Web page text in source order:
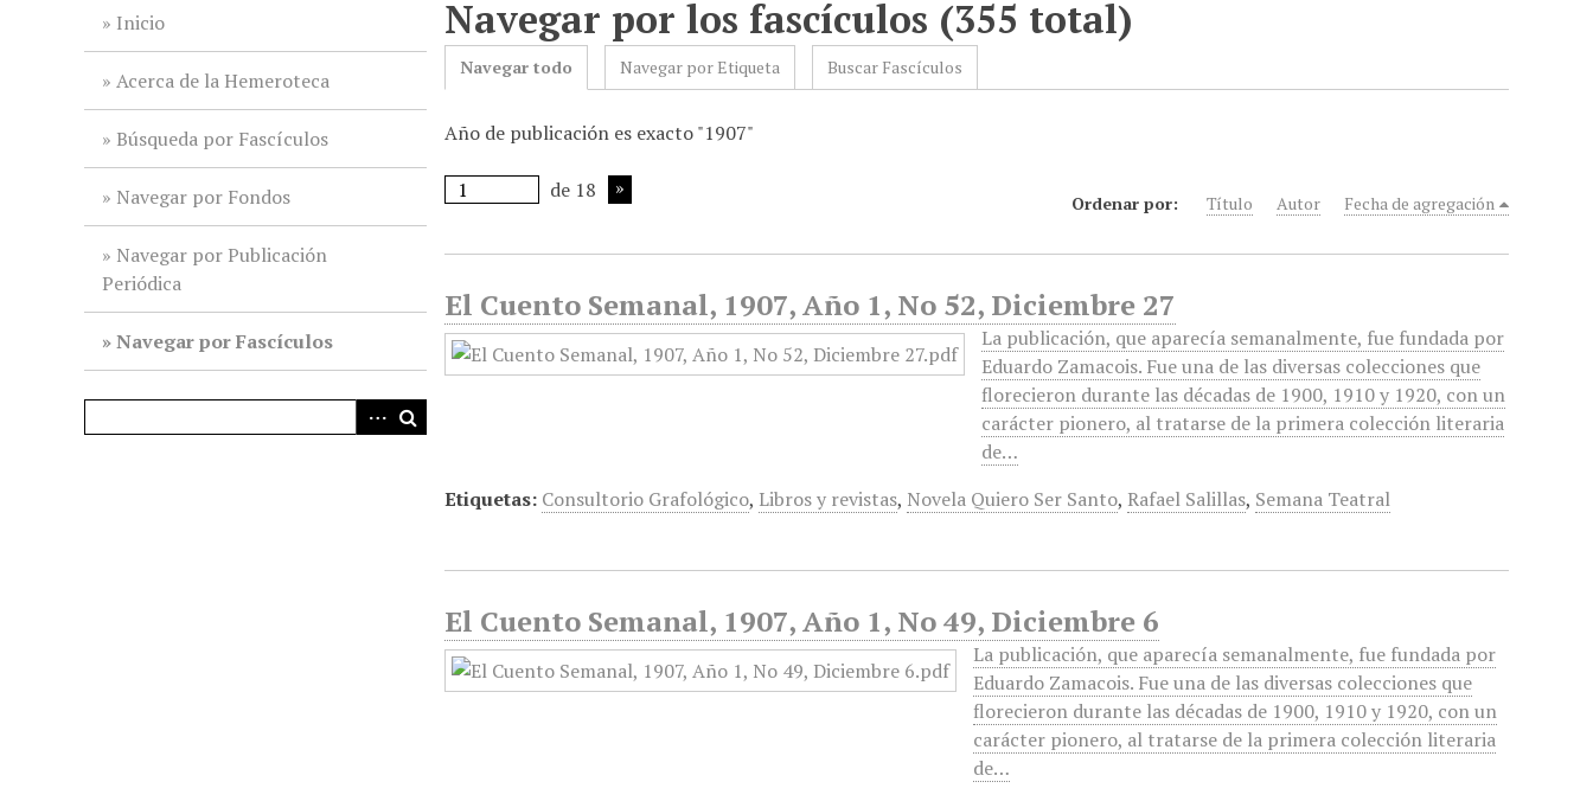
Inicio
Acerca de la Hemeroteca
Búsqueda por Fascículos
Navegar por Fondos
Navegar por Publicación
Periódica
Navegar por Fascículos
Navegar por los fascículos (355 total)
Navegar todo Navegar por Etiqueta Buscar Fascículos
Año de publicación es exacto "1907"
de 18
Ordenar por: Título Autor Fecha de agregación
El Cuento Semanal, 1907, Año 1, No 52, Diciembre 27
La publicación, que aparecía semanalmente, fue fundada por
Eduardo Zamacois. Fue una de las diversas colecciones que
florecieron durante las décadas de 1900, 1910 y 1920, con un
carácter pionero, al tratarse de la primera colección literaria
de…
Etiquetas: Consultorio Grafológico, Libros y revistas, Novela Quiero Ser Santo, Rafael Salillas, Semana Teatral
El Cuento Semanal, 1907, Año 1, No 49, Diciembre 6
La publicación, que aparecía semanalmente, fue fundada por
Eduardo Zamacois. Fue una de las diversas colecciones que
florecieron durante las décadas de 1900, 1910 y 1920, con un
carácter pionero, al tratarse de la primera colección literaria
de…